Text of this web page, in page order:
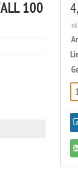
100